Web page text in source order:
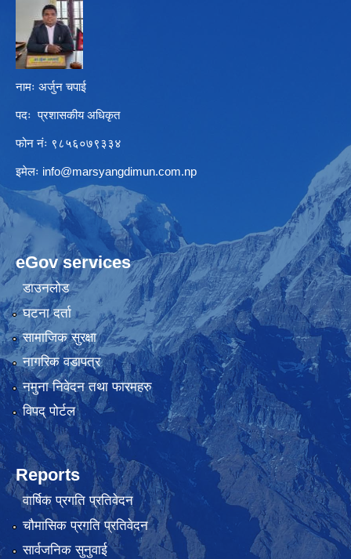
नामः अर्जुन चपाई
पदः प्रशासकीय अधिकृत
फोन नंः ९८५६०७९३३४
इमेलः info@marsyangdimun.com.np
eGov services
डाउनलोड
घटना दर्ता
सामाजिक सुरक्षा
नागरिक वडापत्र
नमुना निवेदन तथा फारमहरु
विपद् पोर्टल
Reports
वार्षिक प्रगति प्रतिवेदन
चौमासिक प्रगति प्रतिवेदन
सार्वजनिक सुनुवाई